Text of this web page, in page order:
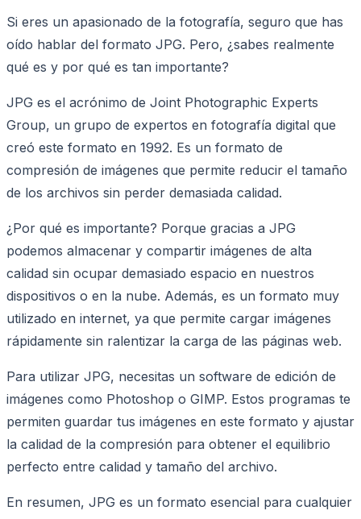
Si eres un apasionado de la fotografía, seguro que has
oído hablar del formato JPG. Pero, ¿sabes realmente
qué es y por qué es tan importante?
JPG es el acrónimo de Joint Photographic Experts
Group, un grupo de expertos en fotografía digital que
creó este formato en 1992. Es un formato de
compresión de imágenes que permite reducir el tamaño
de los archivos sin perder demasiada calidad.
¿Por qué es importante? Porque gracias a JPG
podemos almacenar y compartir imágenes de alta
calidad sin ocupar demasiado espacio en nuestros
dispositivos o en la nube. Además, es un formato muy
utilizado en internet, ya que permite cargar imágenes
rápidamente sin ralentizar la carga de las páginas web.
Para utilizar JPG, necesitas un software de edición de
imágenes como Photoshop o GIMP. Estos programas te
permiten guardar tus imágenes en este formato y ajustar
la calidad de la compresión para obtener el equilibrio
perfecto entre calidad y tamaño del archivo.
En resumen, JPG es un formato esencial para cualquier